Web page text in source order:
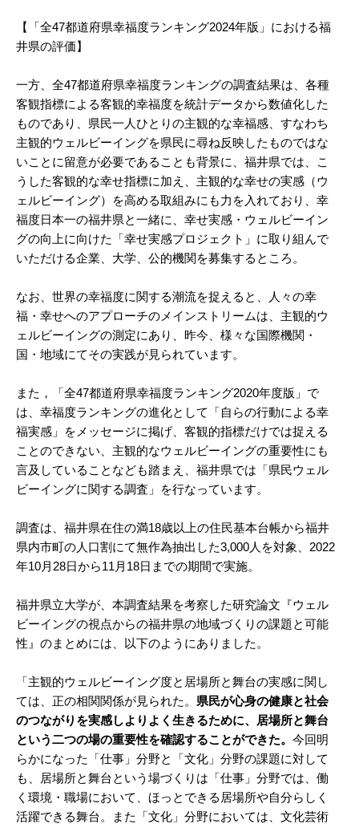
【「全47都道府県幸福度ランキング2024年版」における福
井県の評価】
一方、全47都道府県幸福度ランキングの調査結果は、各種
客観指標による客観的幸福度を統計データから数値化した
ものであり、県民一人ひとりの主観的な幸福感、すなわち
主観的ウェルビーイングを県民に尋ね反映したものではな
いことに留意が必要であることも背景に、福井県では、こ
うした客観的な幸せ指標に加え、主観的な幸せの実感（ウ
ェルビーイング）を高める取組みにも力を入れており、幸
福度日本一の福井県と一緒に、幸せ実感・ウェルビーイン
グの向上に向けた「幸せ実感プロジェクト」に取り組んで
いただける企業、大学、公的機関を募集するところ。
なお、世界の幸福度に関する潮流を捉えると、人々の幸
福・幸せへのアプローチのメインストリームは、主観的ウ
ェルビーイングの測定にあり、昨今、様々な国際機関・
国・地域にてその実践が見られています。
また，「全47都道府県幸福度ランキング2020年度版」で
は、幸福度ランキングの進化として「自らの行動による幸
福実感」をメッセージに掲げ、客観的指標だけでは捉える
ことのできない、主観的なウェルビーイングの重要性にも
言及していることなども踏まえ、福井県では「県民ウェル
ビーイングに関する調査」を行なっています。
調査は、福井県在住の満18歳以上の住民基本台帳から福井
県内市町の人口割にて無作為抽出した3,000人を対象、2022
年10月28日から11月18日までの期間で実施。
福井県立大学が、本調査結果を考察した研究論文『ウェル
ビーイングの視点からの福井県の地域づくりの課題と可能
性』のまとめには、以下のようにありました。
「主観的ウェルビーイング度と居場所と舞台の実感に関し
ては、正の相関関係が見られた。 県民が心身の健康と社会
のつながりを実感しよりよく生きるために、居場所と舞台
という二つの場の重要性を確認することができた。 今回明
らかになった「仕事」分野と「文化」分野の課題に対して
も、居場所と舞台という場づくりは「仕事」分野では、働
く環境・職場において、ほっとできる居場所や自分らしく
活躍できる舞台。また「文化」分野においては、文化芸術